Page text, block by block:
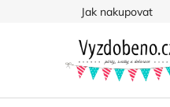
Jak nakupovat